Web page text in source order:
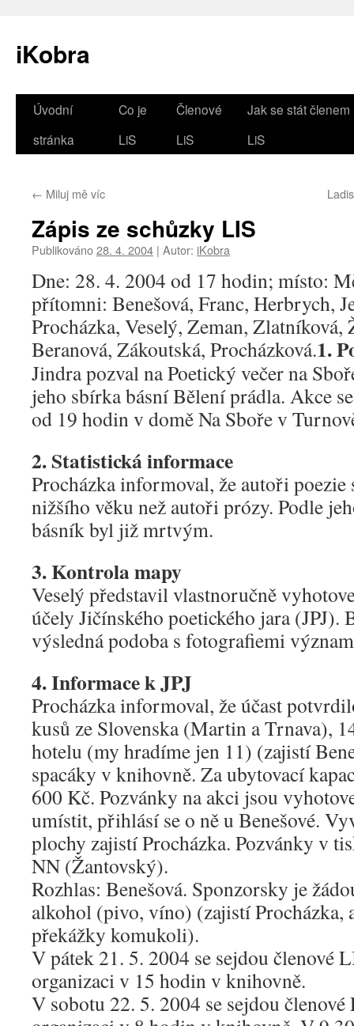
iKobra
Přejít
webu
Úvodní
stránka
Co je
LiS
Členové
LiS
Jak se stát členem
LiS
← Miluj mě víc
Zápis ze schůzky LIS
Publikováno28. 4. 2004 | Autor: iKobra
Dne: 28. 4. 2004 od 17 hodin; místo:
přítomni: Benešová, Franc, Herbrych,
Procházka, Veselý, Zeman,
Beranová, Zákoutská, Procházková.1.
Jindra pozval na Poetický večer na
jeho sbírka básní Bělení prádla. Akce
od 19 hodin v domě Na Sboře v
2. Statistická informace
Procházka informoval, že autoři
nižšího věku než autoři prózy. Podle
básník byl již mrtvým.
3. Kontrola mapy
Veselý představil vlastnoručně
účely Jičínského poetického jara (JPJ).
výsledná podoba s fotografiemi
4. Informace k JPJ
Procházka informoval, že účast
kusů ze Slovenska (Martin a Trnava),
hotelu (my hradíme jen 11) (zajistí
spacáky v knihovně. Za ubytovací
600 Kč. Pozvánky na akci jsou
umístit, přihlásí se o ně u Benešové.
plochy zajistí Procházka. Pozvánky v
NN (Žantovský).
Rozhlas: Benešová. Sponzorsky je
alkohol (pivo, víno) (zajistí Procházka,
překážky komukoli).
V pátek 21. 5. 2004 se sejdou členové
organizaci v 15 hodin v knihovně.
V sobotu 22. 5. 2004 se sejdou